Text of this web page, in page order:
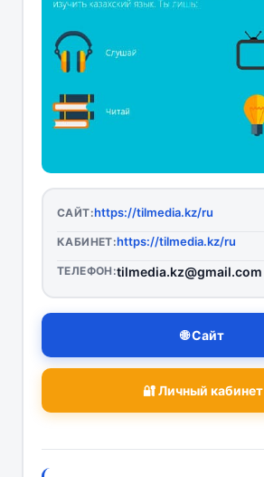
САЙТ:https://tilmedia.kz/ru
КАБИНЕТ:https://tilmedia.kz/ru
ТЕЛЕФОН:tilmedia.kz@gmail.com
🌐 Сайт
🔐 Личный кабинет